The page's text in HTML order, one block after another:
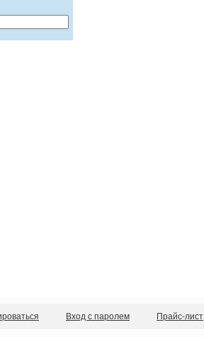
Вход с паролем Прайс-лист